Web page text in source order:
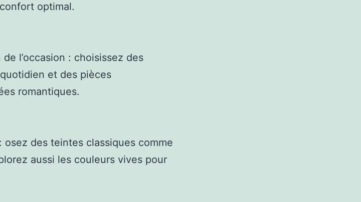
optimal.
l’occasion : choisissez des
et des pièces
romantiques.
des teintes classiques comme
aussi les couleurs vives pour